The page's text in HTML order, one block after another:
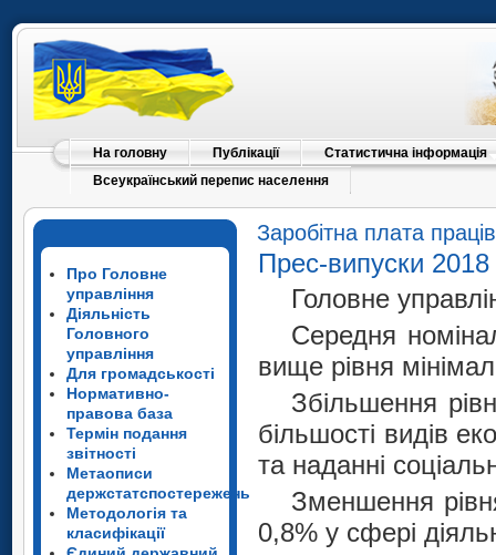
На головну Публікації
Статистична інформація
Всеукраїнський перепис населення
Про Головне
управління
Діяльність
Головного
управління
Для громадськості
Нормативно-
правова база
Термін подання
звітності
Метаописи
держстатспостережень
Методологія та
класифікації
Заробітна плата
Прес-випуски 2018
Головне
Середня
вище рівня
Збільшення
більшості видів
та наданні
Зменшення
0,8% у сфері